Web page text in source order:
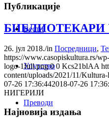
Вести
Упутство
Преводи
Публикације
БИБЛИОТЕКАРИ
26. јул 2018./in Посредници,
https://www.casopiskultura.rs/
logo-1full.png 0 0 Kcs21blAA
content/uploads/2021/11/
07-26 17:36:442018-07-26
НИГЕРИЈИ
Најновија издања